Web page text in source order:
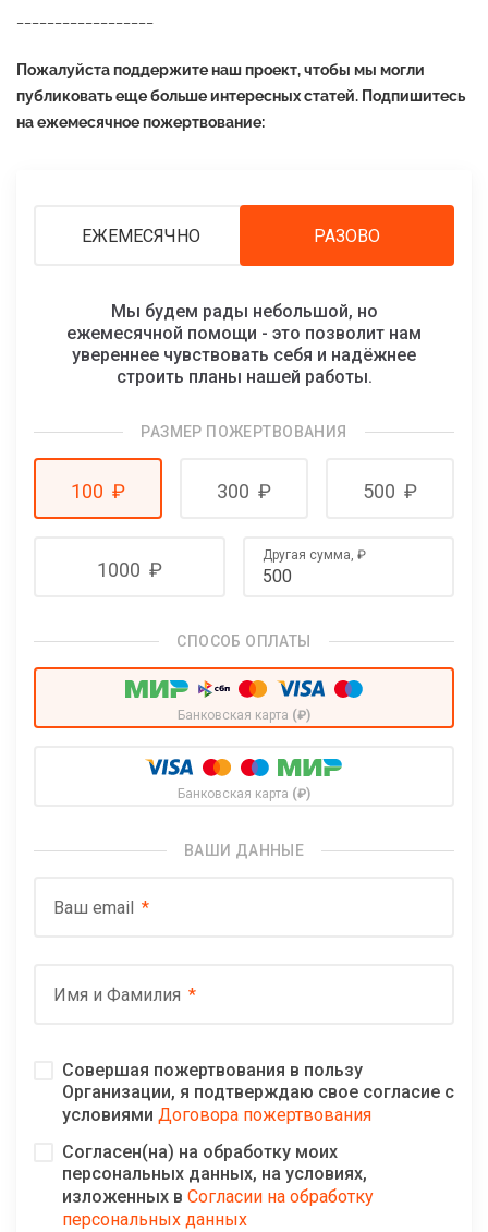
Пожалуйста поддержите наш проект, чтобы мы могли
публиковать еще больше интересных статей. Подпишитесь
на ежемесячное пожертвование:
ЕЖЕМЕСЯЧНО РАЗОВО
Мы будем рады небольшой, но
ежемесячной помощи - это позволит нам
увереннее чувствовать себя и надёжнее
строить планы нашей работы.
РАЗМЕР ПОЖЕРТВОВАНИЯ
100 ₽ 300 ₽ 500 ₽
1000 ₽
Другая сумма, ₽
СПОСОБ ОПЛАТЫ
Банковская карта (₽)
Банковская карта (₽)
ВАШИ ДАННЫЕ
Ваш email
Имя и Фамилия
Совершая пожертвования в пользу
Организации, я подтверждаю свое согласие с
условиями Договора пожертвования
Согласен(на) на обработку моих
персональных данных, на условиях,
изложенных в Согласии на обработку
персональных данных